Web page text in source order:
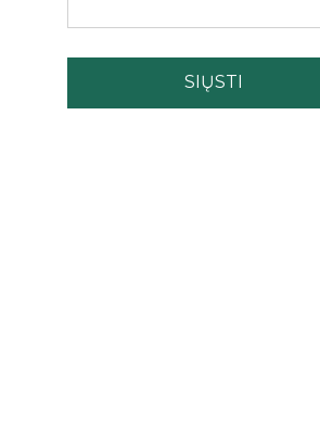
SIŲSTI